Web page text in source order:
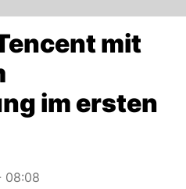
mit
im ersten
08:08